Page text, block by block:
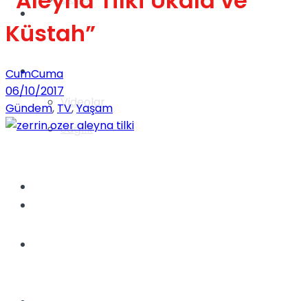
Videolar
Gündem
Yaşam
Sağlık
Küstah”
CumCuma
06/10/2017
Gündem, TV,Yaşam